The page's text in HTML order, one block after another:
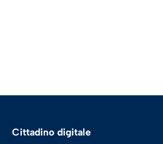
Cittadino digitale